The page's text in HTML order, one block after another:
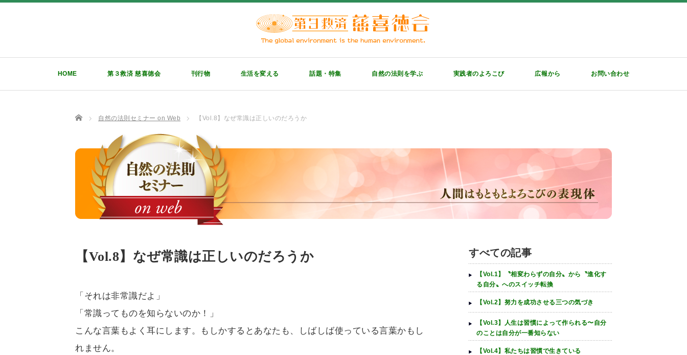
HOME 第３救済 慈喜徳会 刊行物 生活を変える 話題・特集 自然の法則を学ぶ 実践者のよろこび 広報から お問い合わせ
TOP 自然の法則セミナー on Web 【Vol.8】なぜ常識は正しいのだろうか
【Vol.8】なぜ常識は正しいのだろうか
「それは非常識だよ」
「常識ってものを知らないのか！」
こんな言葉もよく耳にします。もしかするとあなたも、しばしば使っている言葉かもし
れません。
すべての記事
【Vol.1】〝相変わらずの自分〟から〝進化す
る自分〟へのスイッチ転換
【Vol.2】努力を成功させる三つの気づき
【Vol.3】人生は習慣によって作られる〜自分
のことは自分が一番知らない
【Vol.4】私たちは習慣で生きている